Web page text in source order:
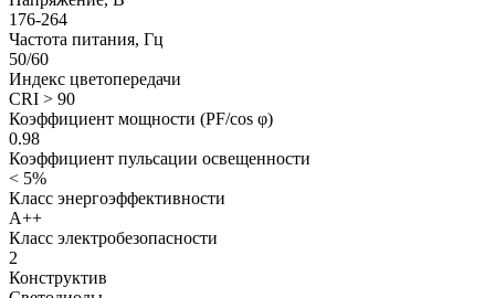
176-264
Частота питания, Гц
50/60
Индекс цветопередачи
CRI > 90
Коэффициент мощности (PF/cos φ)
0.98
Коэффициент пульсации освещенности
< 5%
Класс энергоэффективности
А++
Класс электробезопасности
2
Конструктив